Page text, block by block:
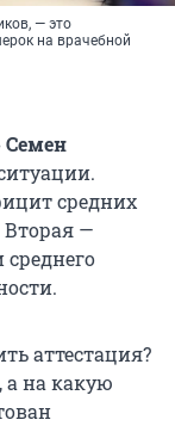
— это
на врачебной
Семен
средних
—
среднего
аттестация?
а на какую